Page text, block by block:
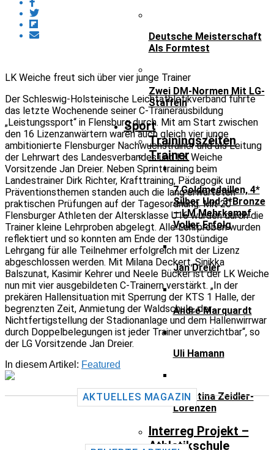
Deutsche Meisterschaft
Als Formtest
Zwei DM-Normen Mit LG-
Staffeln
Sport
Trainingszeiten
Trainer
7 Goldmedaillen, 4*
Silber Und 3*Bronze
– LM Mehrkampf
Voller Erfolg
Jan Dreier
André Marquardt
Uli Hamann
Christina Zeidler-
Lorenzen
Interreg Projekt –
Athletikschule
LK Weiche freut sich über vier junge Trainer
Der Schleswig-Holsteinische Leichtathletikverband führte
das letzte Wochenende seiner C-Trainerausbildung
„Leistungssport“ in Flensburg durch. Mit am Start zwischen
den 16 Lizenzanwärtern waren auch gleich vier junge
ambitionierte Flensburger Nachwuchstrainer und als Leitung
der Lehrwart des Landesverbandes und LK Weiche
Vorsitzende Jan Dreier. Neben Sprinttraining beim
Landestrainer Dirk Richter, Krafttraining, Pädagogik und
Präventionsthemen standen auch die lang erwarteten
praktischen Prüfungen auf der Tagesordnung. Mit 20
Flensburger Athleten der Altersklasse U16 wurden durch die
Trainer kleine Lehrproben abgelegt. Alle Lehrproben wurden
reflektiert und so konnten am Ende der 130stündige
Lehrgang für alle Teilnehmer erfolgreich mit der Lizenz
abgeschlossen werden. Mit Milana Deckert, Sinikka
Balszunat, Kasimir Kehrer und Neele Bücker ist der LK Weiche
nun mit vier ausgebildeten C-Trainern verstärkt. „In der
prekären Hallensituation mit Sperrung der KTS 1 Halle, der
begrenzten Zeit, Anmietung der Waldschule, der
Nichtfertigstellung der Stadionanlage und dem Hallenwirrwar
durch Doppelbelegungen ist jeder Trainer unverzichtbar“, so
der LG Vorsitzende Jan Dreier.
In diesem Artikel: Featured
AKTUELLES MAGAZIN